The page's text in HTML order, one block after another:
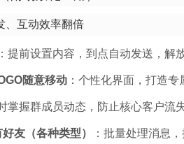
、互动效率翻倍
：提前设置内容，到点自动发送，解
随意移动：个性化界面，打造专
掌握群成员动态，防止核心客户流
友（各种类型） ：批量处理消息